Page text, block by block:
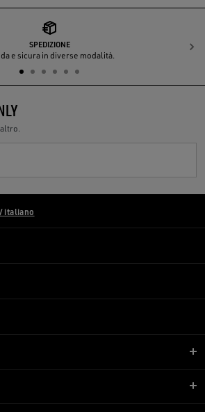
SPEDIZIONE
e sicura in diverse modalità.
Svizzera / italiano